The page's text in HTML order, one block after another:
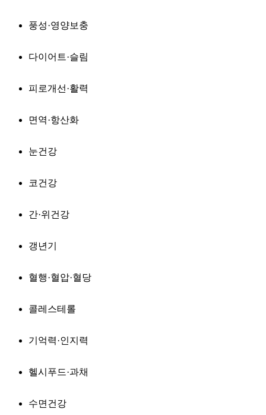
풍성·영양보충
다이어트·슬림
피로개선·활력
면역·항산화
눈건강
코건강
간·위건강
갱년기
혈행·혈압·혈당
콜레스테롤
기억력·인지력
헬시푸드·과채
수면건강